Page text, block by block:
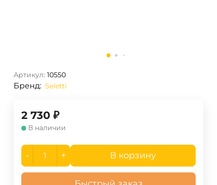
Артикул: 10550
Бренд: Seletti
2 730 ₽
В наличии
- + В корзину